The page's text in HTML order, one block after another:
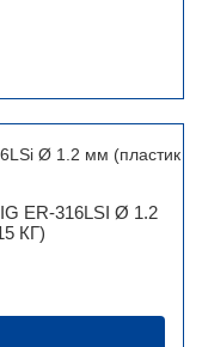
316LSI Ø 1.2
КГ)